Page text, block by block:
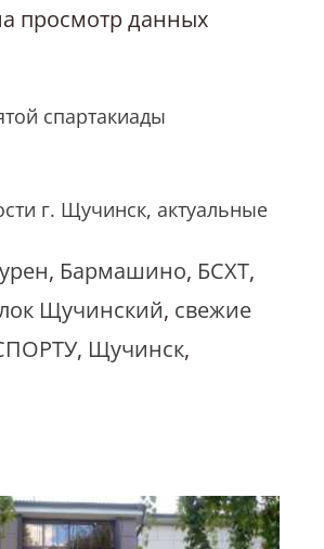
просмотр данных
спартакиады
г. Щучинск, актуальные
, Бармашино, БСХТ,
Щучинский, свежие
, Щучинск,